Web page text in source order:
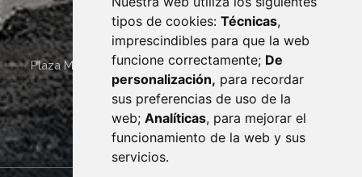
tipos de cookies: Técnicas,
imprescindibles para que la web
funcione correctamente; De
personalización, para recordar
sus preferencias de uso de la
web; Analíticas, para mejorar el
funcionamiento de la web y sus
servicios.
Plaza Mayor 4 22400 MONZÓN - ARAGÓN (ESPAÑA)
· (34) 974 400 700 ·
sac@monzon.es
monzon.es